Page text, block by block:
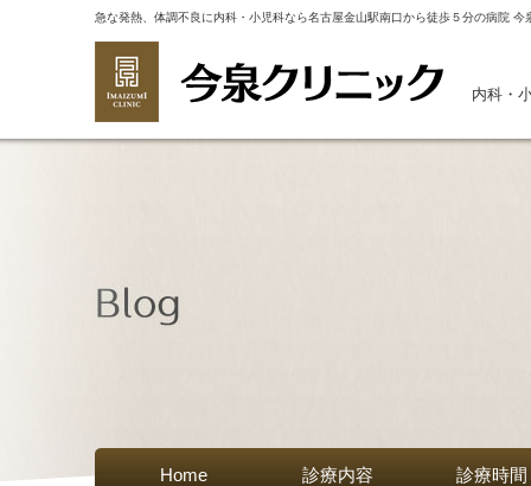
急な発熱、体調不良に内科・小児科なら名古屋金山駅南口から徒歩５分の病院 今
内科・
Home 診療内容 診療時間